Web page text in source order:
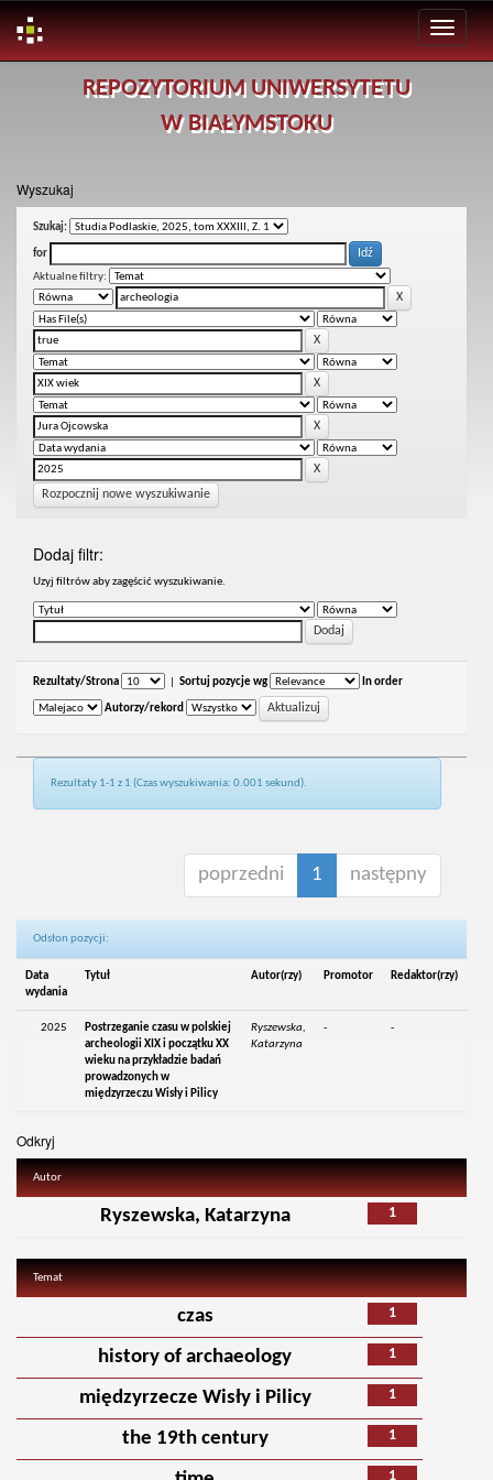
REPOZYTORIUM UNIWERSYTETU
W BIAŁYMSTOKU
Wyszukaj
Szukaj:
for
Aktualne filtry:
Rozpocznij nowe wyszukiwanie
Dodaj filtr:
Uzyj filtrów aby zagęścić wyszukiwanie.
Rezultaty/Strona Sortuj pozycje wg In order
Autorzy/rekord
Rezultaty 1-1 z 1 (Czas wyszukiwania: 0.001 sekund).
poprzedni 1 następny
Odsłon pozycji:
Data
wydania
Tytuł Autor(rzy) Promotor Redaktor(rzy)
2025
Postrzeganie czasu w polskiej
archeologii XIX i początku XX
wieku na przykładzie badań
prowadzonych w
międzyrzeczu Wisły i Pilicy
Ryszewska,
Katarzyna
- -
Odkryj
Autor
1
Ryszewska, Katarzyna
Temat
1
czas
1
history of archaeology
1
międzyrzecze Wisły i Pilicy
1
the 19th century
1